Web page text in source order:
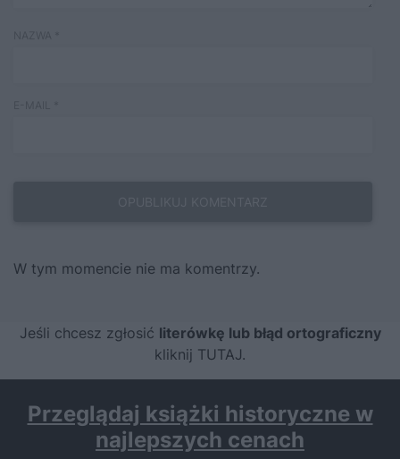
W tym momencie nie ma komentrzy.
Jeśli chcesz zgłosić literówkę lub błąd ortograficzny
kliknij TUTAJ.
Przeglądaj książki historyczne w
najlepszych cenach